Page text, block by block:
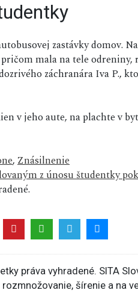
zastávky domov.
mala na tele odreniny,
záchranára Iva P.,
v jeho aute, na plachte v
,Znásilnenie
z únosu študentky
práva vyhradené. SITA
šírenie a na